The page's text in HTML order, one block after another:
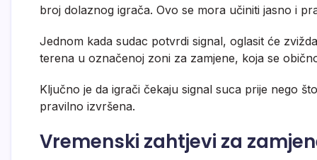
broj dolaznog igrača. Ovo se mora učiniti jasno i
Jednom kada sudac potvrdi signal, oglasit će
terena u označenoj zoni za zamjene, koja se
Ključno je da igrači čekaju signal suca prije nego
pravilno izvršena.
Vremenski zahtjevi za